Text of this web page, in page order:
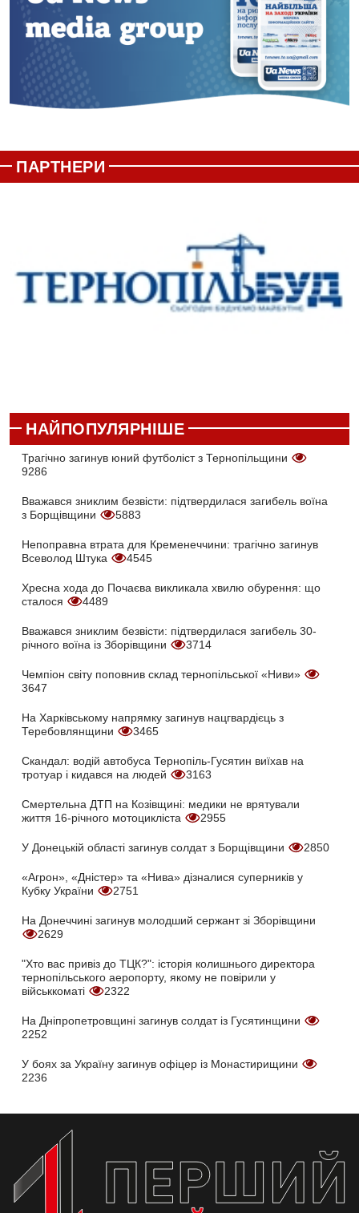
ПАРТНЕРИ
НАЙПОПУЛЯРНІШЕ
Трагічно загинув юний футболіст з Тернопільщини
9286
Вважався зниклим безвісти: підтвердилася загибель воїна
з Борщівщини
5883
Непоправна втрата для Кременеччини: трагічно загинув
Всеволод Штука
4545
Хресна хода до Почаєва викликала хвилю обурення: що
сталося
4489
Вважався зниклим безвісти: підтвердилася загибель 30-
річного воїна із Зборівщини
3714
Чемпіон світу поповнив склад тернопільської «Ниви»
3647
На Харківському напрямку загинув нацгвардієць з
Теребовлянщини
3465
Скандал: водій автобуса Тернопіль-Гусятин виїхав на
тротуар і кидався на людей
3163
Смертельна ДТП на Козівщині: медики не врятували
життя 16-річного мотоцикліста
2955
У Донецькій області загинув солдат з Борщівщини 2850
«Агрон», «Дністер» та «Нива» дізналися суперників у
Кубку України
2751
На Донеччині загинув молодший сержант зі Зборівщини
2629
"Хто вас привіз до ТЦК?": історія колишнього директора
тернопільського аеропорту, якому не повірили у
військкоматі
2322
На Дніпропетровщині загинув солдат із Гусятинщини
2252
У боях за Україну загинув офіцер із Монастирищини
2236